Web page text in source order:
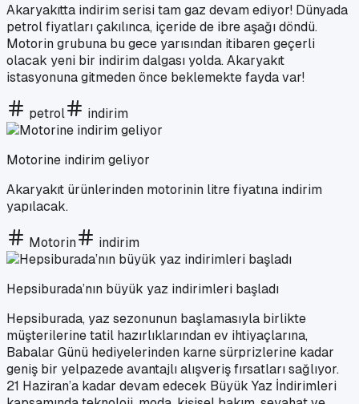
Akaryakıtta indirim serisi tam gaz devam ediyor! Dünyada
petrol fiyatları çakılınca, içeride de ibre aşağı döndü.
Motorin grubuna bu gece yarısından itibaren geçerli
olacak yeni bir indirim dalgası yolda. Akaryakıt
istasyonuna gitmeden önce beklemekte fayda var!
petrol indirim
Motorine indirim geliyor
Akaryakıt ürünlerinden motorinin litre fiyatına indirim
yapılacak.
Motorin indirim
Hepsiburada’nın büyük yaz indirimleri başladı
Hepsiburada, yaz sezonunun başlamasıyla birlikte
müşterilerine tatil hazırlıklarından ev ihtiyaçlarına,
Babalar Günü hediyelerinden karne sürprizlerine kadar
geniş bir yelpazede avantajlı alışveriş fırsatları sağlıyor.
21 Haziran’a kadar devam edecek Büyük Yaz İndirimleri